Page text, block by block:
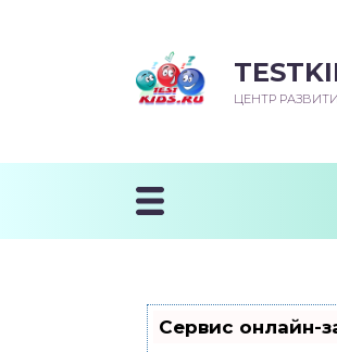
ЦЕНТР
Сервис онлайн-
МЕСЯЦ
УЧИТСЯ
ПОСЛЕ ГОДА
К ШКОЛЕ
ДОШКОЛЬНИКА
ШКОЛА
ШКОЛЬНИКА
ШКОЛЬНИКА